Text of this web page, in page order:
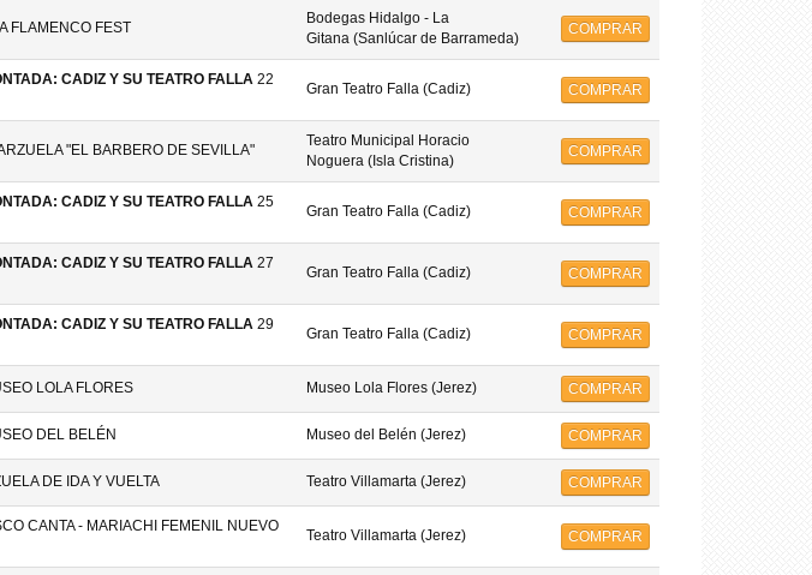
FLAMENCO FEST
Bodegas Hidalgo - La
Gitana (Sanlúcar de Barrameda)
COMPRAR
CADIZ Y SU TEATRO FALLA 22
Gran Teatro Falla (Cadiz) COMPRAR
"EL BARBERO DE SEVILLA"
Teatro Municipal Horacio
Noguera (Isla Cristina)
COMPRAR
CADIZ Y SU TEATRO FALLA 25
Gran Teatro Falla (Cadiz) COMPRAR
CADIZ Y SU TEATRO FALLA 27
Gran Teatro Falla (Cadiz) COMPRAR
CADIZ Y SU TEATRO FALLA 29
Gran Teatro Falla (Cadiz) COMPRAR
LOLA FLORES Museo Lola Flores (Jerez) COMPRAR
DEL BELÉN Museo del Belén (Jerez) COMPRAR
DE IDA Y VUELTA Teatro Villamarta (Jerez) COMPRAR
CANTA - MARIACHI FEMENIL NUEVO
Teatro Villamarta (Jerez) COMPRAR